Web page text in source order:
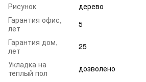
Рисунок
дерево
Гарантия офис,
лет
5
Гарантия дом,
лет
25
Укладка на
теплый пол
дозволено